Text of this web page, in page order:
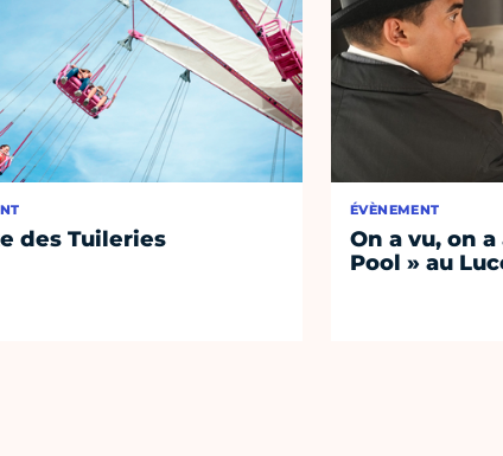
des Tuileries
ÉVÈNEMENT
On a vu, on
Pool » au